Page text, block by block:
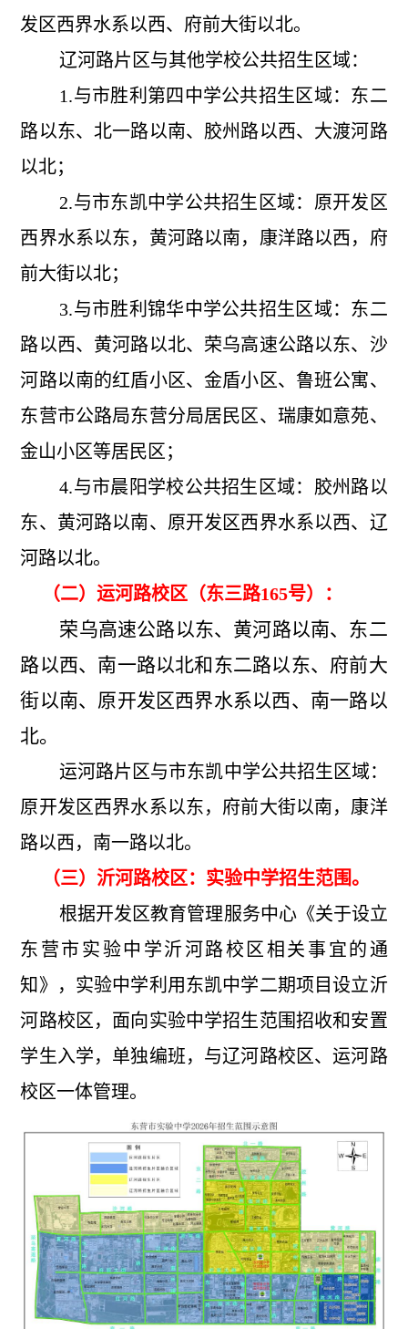
发区西界水系以西、府前大街以北。
辽河路片区与其他学校公共招生区域：
1.与市胜利第四中学公共招生区域：东二
路以东、北一路以南、胶州路以西、大渡河路
以北；
2.与市东凯中学公共招生区域：原开发区
西界水系以东，黄河路以南，康洋路以西，府
前大街以北；
3.与市胜利锦华中学公共招生区域：东二
路以西、黄河路以北、荣乌高速公路以东、沙
河路以南的红盾小区、金盾小区、鲁班公寓、
东营市公路局东营分局居民区、瑞康如意苑、
金山小区等居民区；
4.与市晨阳学校公共招生区域：胶州路以
东、黄河路以南、原开发区西界水系以西、辽
河路以北。
（二）运河路校区（东三路165号）：
荣乌高速公路以东、黄河路以南、东二
路以西、南一路以北和东二路以东、府前大
街以南、原开发区西界水系以西、南一路以
北。
运河路片区与市东凯中学公共招生区域：
原开发区西界水系以东，府前大街以南，康洋
路以西，南一路以北。
（三）沂河路校区：实验中学招生范围。
根据开发区教育管理服务中心《关于设立
东营市实验中学沂河路校区相关事宜的通
知》，实验中学利用东凯中学二期项目设立沂
河路校区，面向实验中学招生范围招收和安置
学生入学，单独编班，与辽河路校区、运河路
校区一体管理。